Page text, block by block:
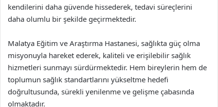
kendilerini daha güvende hissederek, tedavi süreçlerini
daha olumlu bir şekilde geçirmektedir.
Malatya Eğitim ve Araştırma Hastanesi, sağlıkta güç olma
misyonuyla hareket ederek, kaliteli ve erişilebilir sağlık
hizmetleri sunmayı sürdürmektedir. Hem bireylerin hem de
toplumun sağlık standartlarını yükseltme hedefi
doğrultusunda, sürekli yenilenme ve gelişme çabasında
olmaktadır.